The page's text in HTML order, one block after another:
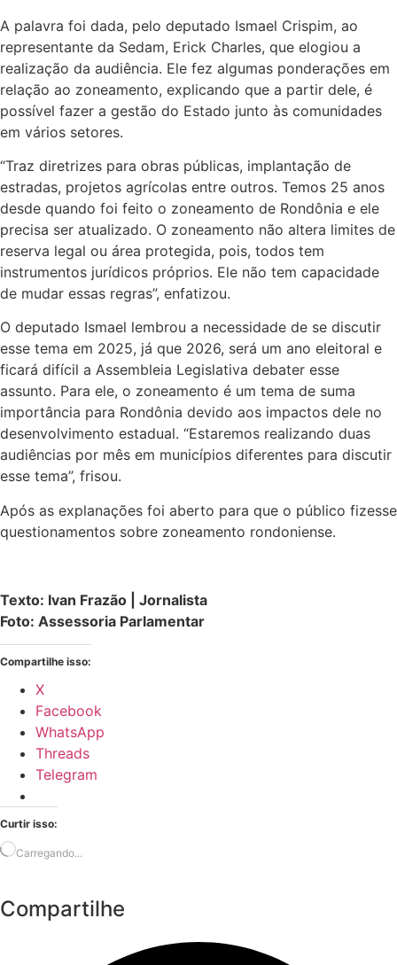
A palavra foi dada, pelo deputado Ismael Crispim, ao
representante da Sedam, Erick Charles, que elogiou a
realização da audiência. Ele fez algumas ponderações em
relação ao zoneamento, explicando que a partir dele, é
possível fazer a gestão do Estado junto às comunidades
em vários setores.
“Traz diretrizes para obras públicas, implantação de
estradas, projetos agrícolas entre outros. Temos 25 anos
desde quando foi feito o zoneamento de Rondônia e ele
precisa ser atualizado. O zoneamento não altera limites de
reserva legal ou área protegida, pois, todos tem
instrumentos jurídicos próprios. Ele não tem capacidade
de mudar essas regras”, enfatizou.
O deputado Ismael lembrou a necessidade de se discutir
esse tema em 2025, já que 2026, será um ano eleitoral e
ficará difícil a Assembleia Legislativa debater esse
assunto. Para ele, o zoneamento é um tema de suma
importância para Rondônia devido aos impactos dele no
desenvolvimento estadual. “Estaremos realizando duas
audiências por mês em municípios diferentes para discutir
esse tema”, frisou.
Após as explanações foi aberto para que o público fizesse
questionamentos sobre zoneamento rondoniense.
Texto: Ivan Frazão | Jornalista
Foto: Assessoria Parlamentar
Compartilhe isso:
X
Facebook
WhatsApp
Threads
Telegram
Curtir isso:
Carregando...
Compartilhe